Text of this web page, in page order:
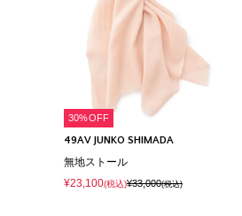
30%OFF
49AV JUNKO SHIMADA
無地ストール
¥23,100(税込)¥33,000(税込)